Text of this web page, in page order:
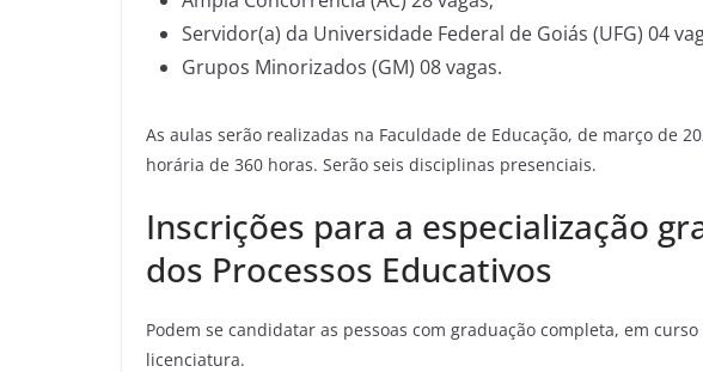
Servidor(a) da Universidade Federal de Goiás (UFG) 04
Grupos Minorizados (GM) 08 vagas.
As aulas serão realizadas na Faculdade de Educação, de março de
horária de 360 horas. Serão seis disciplinas presenciais.
Inscrições para a especialização
dos Processos Educativos
Podem se candidatar as pessoas com graduação completa, em
licenciatura.